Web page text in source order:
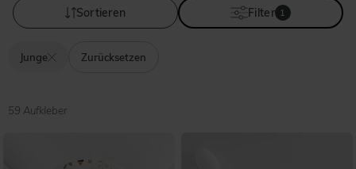
Sortieren Filter 1
Junge Zurücksetzen
59 Aufkleber